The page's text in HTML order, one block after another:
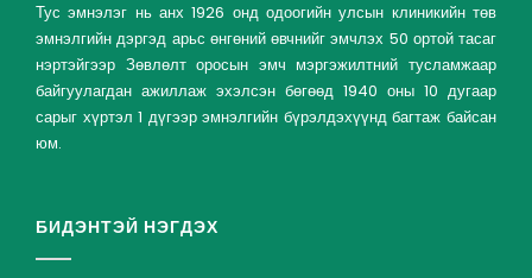
Тус эмнэлэг нь анх 1926 онд одоогийн улсын клиникийн төв
эмнэлгийн дэргэд арьс өнгөний өвчнийг эмчлэх 50 ортой тасаг
нэртэйгээр Зөвлөлт оросын эмч мэргэжилтний тусламжаар
байгуулагдан ажиллаж эхэлсэн бөгөөд 1940 оны 10 дугаар
сарыг хүртэл 1 дүгээр эмнэлгийн бүрэлдэхүүнд багтаж байсан
юм.
БИДЭНТЭЙ НЭГДЭХ